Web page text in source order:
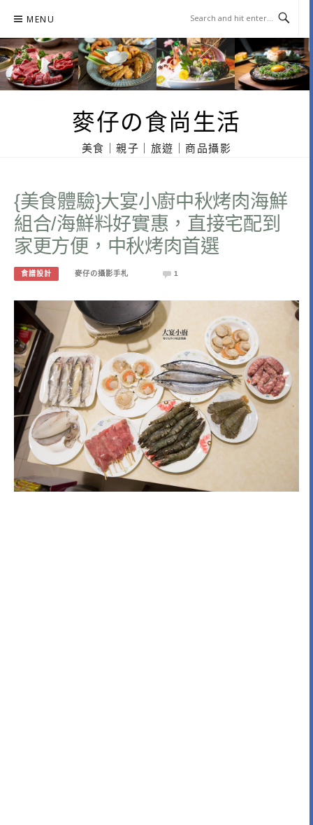
content
MENU
麥仔の食尚生活
美食｜親子｜旅遊｜商品攝影
{美食體驗}大宴小廚中秋烤肉海鮮
組合/海鮮料好實惠，直接宅配到
家更方便，中秋烤肉首選
食譜設計 麥仔の攝影手札 1